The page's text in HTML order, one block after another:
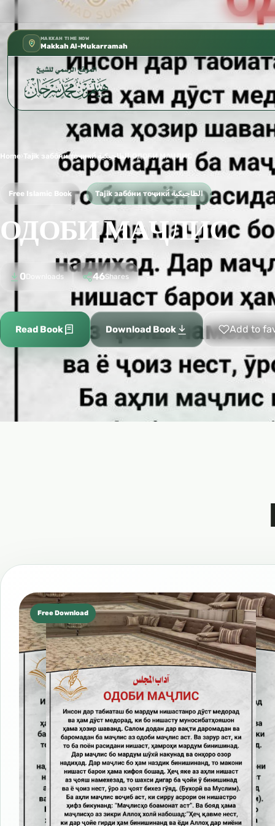
MAKKAH TIME NOW
Makkah Al-Mukarramah
Home Tajik забо́ни тоҷикӣ́ الطاجيكية› ОДОБИ МАҶЛИС
Free Islamic Book Tajik забо́ни тоҷикӣ́ الطاجيكية
ОДОБИ МАҶЛИС
0Downloads 46Shares
Read Book Download Book Add to
Free Download